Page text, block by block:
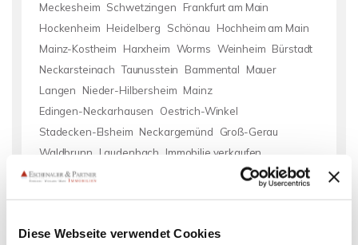
Diese Webseite verwendet Cookies
Meckesheim Schwetzingen
Frankfurt am Main
Hockenheim Heidelberg Schönau
Hochheim am Main
Mainz-Kostheim
Harxheim Worms Weinheim Bürstadt
Neckarsteinach Taunusstein Bammental
Mauer
Langen
Nieder-Hilbersheim Mainz
Edingen-Neckarhausen
Oestrich-Winkel
Stadecken-Elsheim Neckargemünd
Groß-Gerau
Waldbrunn Laudenbach Immobilie verkaufen
Mannheim
Immobilienkauf Mannheim
mieten Mannheim